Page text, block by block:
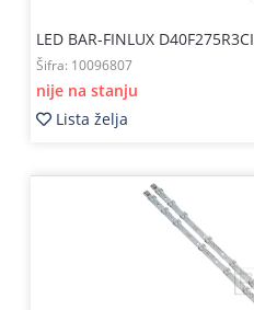
oprema,računari
Strujni
LED BAR-FINLUX D40F275R3CI
Šifra: 10096807
nije na stanju
Lista želja